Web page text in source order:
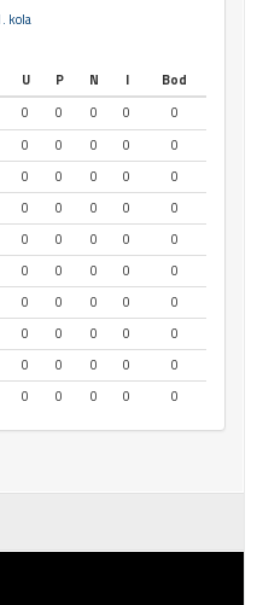
kola
U P N I
Bod
0 0 0 0
0
0 0 0 0
0
0 0 0 0
0
0 0 0 0
0
0 0 0 0
0
0 0 0 0
0
0 0 0 0
0
0 0 0 0
0
0 0 0 0
0
0 0 0 0 0